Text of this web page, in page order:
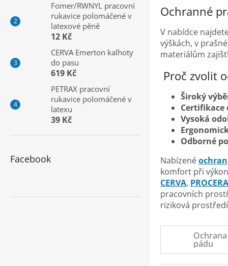
Fomer/RWNYL pracovní
rukavice polomáčené v
latexové pěně
12 Kč
CERVA Emerton kalhoty
do pasu
619 Kč
PETRAX pracovní
rukavice polomáčené v
latexu
39 Kč
Facebook
Ochranné
V nabídce
výškách, v
materiálům
Proč zvolit
Široký
Certifikace
Vysoká
Odborné
Nabízené
komfort při
CERVA, PROCERA
pracovních
riziková
pádu